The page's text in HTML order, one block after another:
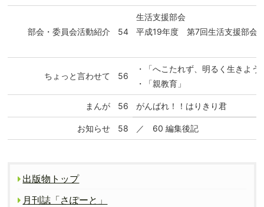
部会・委員会活動紹介 54
生活支援部会
平成19年度 第7回生活支援部会
ちょっと言わせて 56
・「へこたれず、明るく生きよう
・「親教育」
まんが 56 がんばれ！！はりきり君
お知らせ 58 ／ 60 編集後記
出版物トップ
月刊誌「さぽーと」